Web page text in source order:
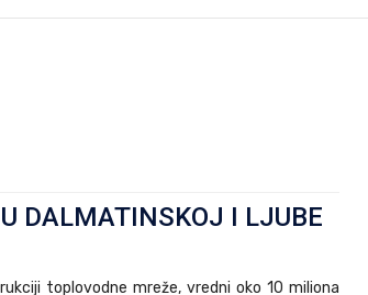
DALMATINSKOJ I LJUBE
toplovodne mreže, vredni oko 10 miliona